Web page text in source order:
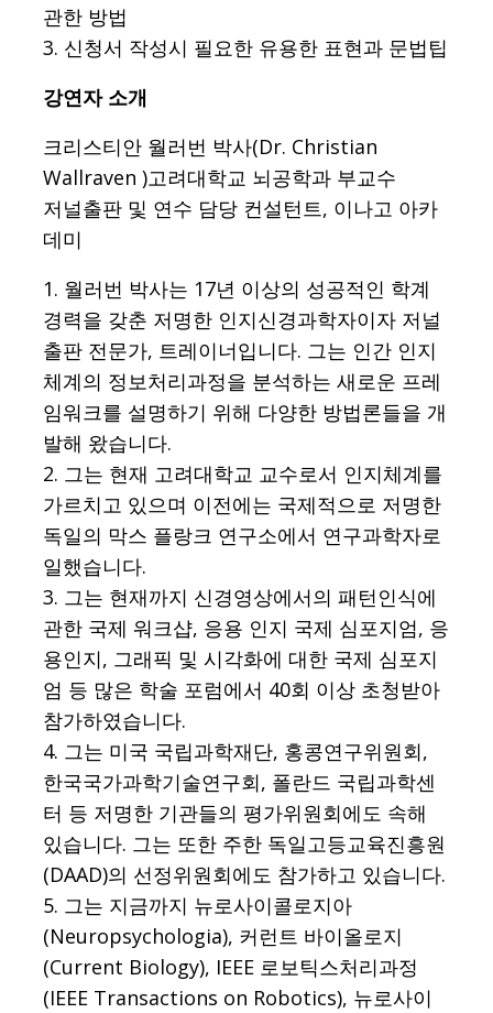
관한 방법
3. 신청서 작성시 필요한 유용한 표현과 문법팁
강연자 소개
크리스티안 월러번 박사(Dr. Christian
Wallraven )고려대학교 뇌공학과 부교수
저널출판 및 연수 담당 컨설턴트, 이나고 아카
데미
1. 월러번 박사는 17년 이상의 성공적인 학계
경력을 갖춘 저명한 인지신경과학자이자 저널
출판 전문가, 트레이너입니다. 그는 인간 인지
체계의 정보처리과정을 분석하는 새로운 프레
임워크를 설명하기 위해 다양한 방법론들을 개
발해 왔습니다.
2. 그는 현재 고려대학교 교수로서 인지체계를
가르치고 있으며 이전에는 국제적으로 저명한
독일의 막스 플랑크 연구소에서 연구과학자로
일했습니다.
3. 그는 현재까지 신경영상에서의 패턴인식에
관한 국제 워크샵, 응용 인지 국제 심포지엄, 응
용인지, 그래픽 및 시각화에 대한 국제 심포지
엄 등 많은 학술 포럼에서 40회 이상 초청받아
참가하였습니다.
4. 그는 미국 국립과학재단, 홍콩연구위원회,
한국국가과학기술연구회, 폴란드 국립과학센
터 등 저명한 기관들의 평가위원회에도 속해
있습니다. 그는 또한 주한 독일고등교육진흥원
(DAAD)의 선정위원회에도 참가하고 있습니다.
5. 그는 지금까지 뉴로사이콜로지아
(Neuropsychologia), 커런트 바이올로지
(Current Biology), IEEE 로보틱스처리과정
(IEEE Transactions on Robotics), 뉴로사이